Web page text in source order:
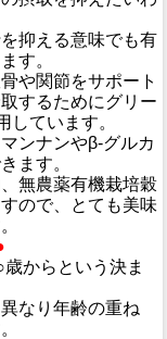
抑える意味でも有
す。
や関節をサポート
するためにグリー
しています。
ンナンやβ-グルカ
ます。
無農薬有機栽培穀
ので、とても美味
からという決ま
なり年齢の重ね